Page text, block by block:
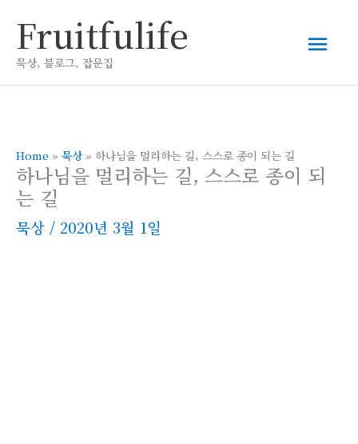
로
Fruitfulife
묵상, 블로그, 잡문집
메
인
뉴
Home » 묵상 » 하나님을 멀리하는 길, 스스로 종이 되는 길
하나님을 멀리하는 길, 스스로 종이 되
는 길
묵상 / 2020년 3월 1일